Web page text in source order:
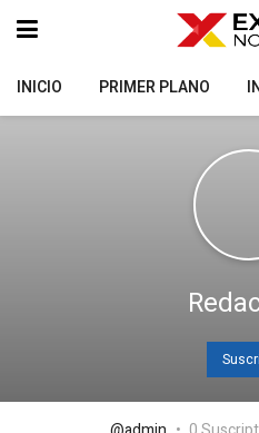
INICIO PRIMER PLANO